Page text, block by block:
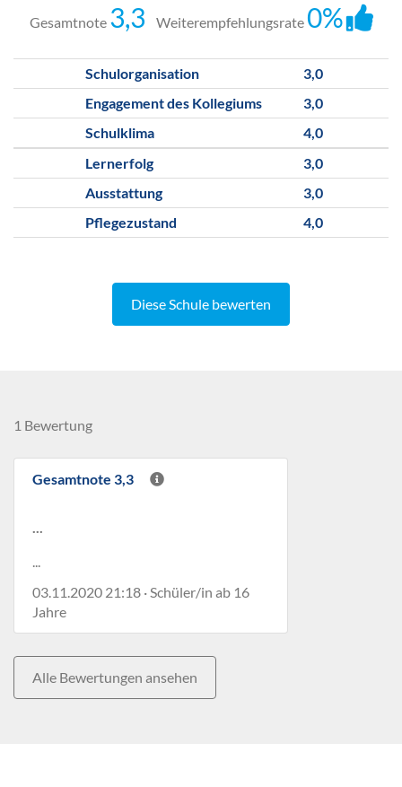
Gesamtnote 3,3 Weiterempfehlungsrate 0%
Schulorganisation
3,0
Engagement des Kollegiums
3,0
Schulklima
4,0
Lernerfolg
3,0
Ausstattung
3,0
Pflegezustand
4,0
Diese Schule bewerten
1 Bewertung
Gesamtnote 3,3
...
...
03.11.2020 21:18 · Schüler/in ab 16
Jahre
Alle Bewertungen ansehen